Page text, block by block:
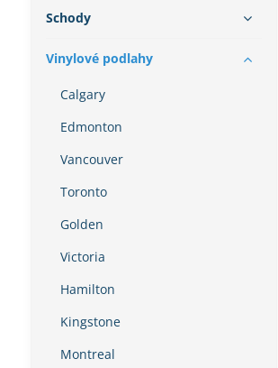
Schody
Vinylové podlahy
Calgary
Edmonton
Vancouver
Toronto
Golden
Victoria
Hamilton
Kingstone
Montreal